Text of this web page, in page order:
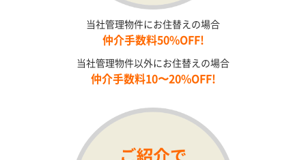
当社管理物件にお住替えの場合
仲介手数料50%OFF!
当社管理物件以外にお住替えの場合
仲介手数料10〜20%OFF!